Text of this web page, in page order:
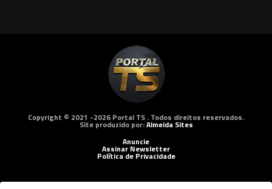
Copyright © 2021 -2026 Portal TS . Todos direitos reservados.
Site produzido por:Almeida Sites
Anuncie
Assinar Newsletter
Política de Privacidade